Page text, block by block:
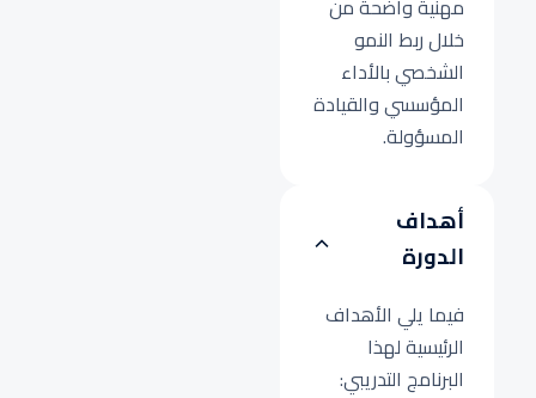
مهنية واضحة من
خلال ربط النمو
الشخصي بالأداء
المؤسسي والقيادة
المسؤولة.
أهداف
الدورة
فيما يلي الأهداف
الرئيسية لهذا
البرنامج التدريبي: